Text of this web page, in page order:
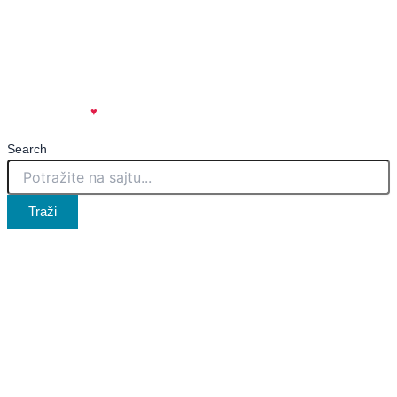
♥
Search
Traži